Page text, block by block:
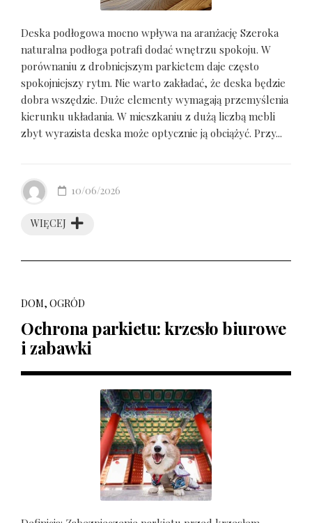
Deska podłogowa mocno wpływa na aranżację Szeroka
naturalna podłoga potrafi dodać wnętrzu spokoju. W
porównaniu z drobniejszym parkietem daje często
spokojniejszy rytm. Nie warto zakładać, że deska będzie
dobra wszędzie. Duże elementy wymagają przemyślenia
kierunku układania. W mieszkaniu z dużą liczbą mebli
zbyt wyrazista deska może optycznie ją obciążyć. Przy...
WIĘCEJ
10/06/2026
DOM, OGRÓD
Ochrona parkietu: krzesło biurowe
i zabawki